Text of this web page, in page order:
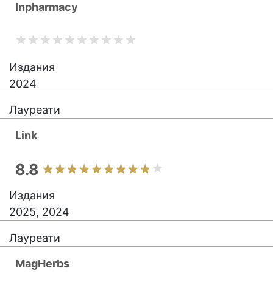
Inpharmacy
Издания
2024
Лауреати
Link
8.8
Издания
2025, 2024
Лауреати
MagHerbs